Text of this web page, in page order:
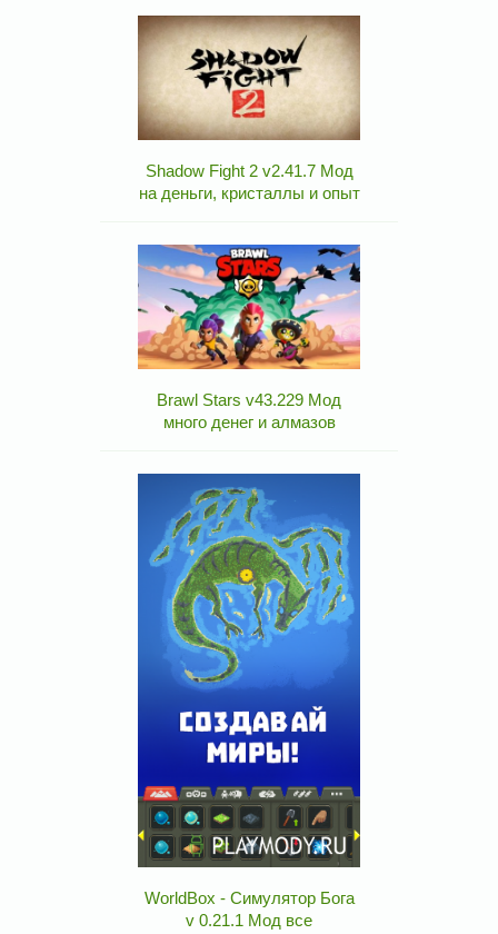
Shadow Fight 2 v2.41.7 Мод
на деньги, кристаллы и опыт
Brawl Stars v43.229 Мод
много денег и алмазов
WorldBox - Симулятор Бога
v 0.21.1 Мод все